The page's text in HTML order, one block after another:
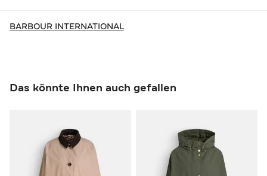
BARBOUR INTERNATIONAL
Das könnte Ihnen auch gefallen